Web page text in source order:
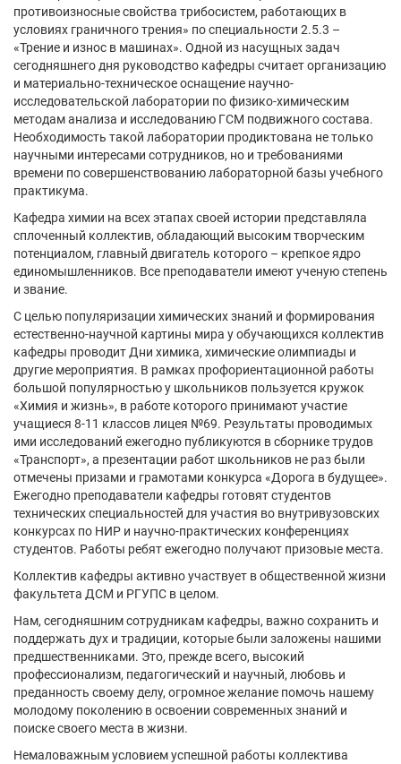
противоизносные свойства трибосистем, работающих в
условиях граничного трения» по специальности 2.5.3 –
«Трение и износ в машинах». Одной из насущных задач
сегодняшнего дня руководство кафедры считает организацию
и материально-техническое оснащение научно-
исследовательской лаборатории по физико-химическим
методам анализа и исследованию ГСМ подвижного состава.
Необходимость такой лаборатории продиктована не только
научными интересами сотрудников, но и требованиями
времени по совершенствованию лабораторной базы учебного
практикума.
Кафедра химии на всех этапах своей истории представляла
сплоченный коллектив, обладающий высоким творческим
потенциалом, главный двигатель которого – крепкое ядро
единомышленников. Все преподаватели имеют ученую степень
и звание.
С целью популяризации химических знаний и формирования
естественно-научной картины мира у обучающихся коллектив
кафедры проводит Дни химика, химические олимпиады и
другие мероприятия. В рамках профориентационной работы
большой популярностью у школьников пользуется кружок
«Химия и жизнь», в работе которого принимают участие
учащиеся 8-11 классов лицея №69. Результаты проводимых
ими исследований ежегодно публикуются в сборнике трудов
«Транспорт», а презентации работ школьников не раз были
отмечены призами и грамотами конкурса «Дорога в будущее».
Ежегодно преподаватели кафедры готовят студентов
технических специальностей для участия во внутривузовских
конкурсах по НИР и научно-практических конференциях
студентов. Работы ребят ежегодно получают призовые места.
Коллектив кафедры активно участвует в общественной жизни
факультета ДСМ и РГУПС в целом.
Нам, сегодняшним сотрудникам кафедры, важно сохранить и
поддержать дух и традиции, которые были заложены нашими
предшественниками. Это, прежде всего, высокий
профессионализм, педагогический и научный, любовь и
преданность своему делу, огромное желание помочь нашему
молодому поколению в освоении современных знаний и
поиске своего места в жизни.
Немаловажным условием успешной работы коллектива